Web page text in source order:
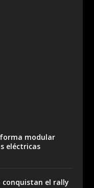
modular
eléctricas
conquistan el rally